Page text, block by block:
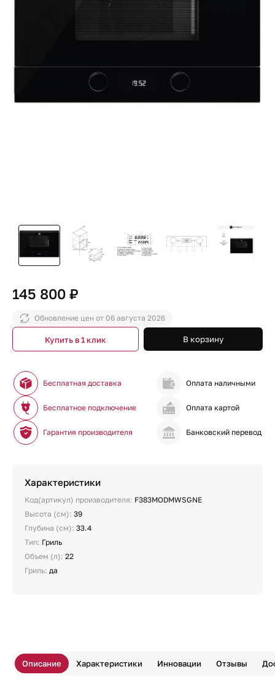
145 800 ₽
Обновление цен от 06 августа 2026
В корзину
Купить в 1 клик
Бесплатная доставка
Бесплатное подключение
Гарантия производителя
Оплата наличными
Оплата картой
Банковский перевод
Характеристики
Код(артикул) производителя: F383MODMWSGNE
Высота (см): 39
Глубина (см): 33.4
Тип: Гриль
Объем (л): 22
Гриль: да
Описание Характеристики Инновации Отзывы